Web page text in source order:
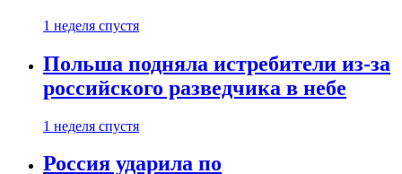
1 неделя спустя
Польша подняла истребители из-за
российского разведчика в небе
1 неделя спустя
Россия ударила по